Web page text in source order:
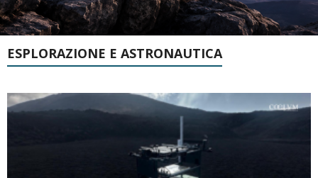
ESPLORAZIONE E ASTRONAUTICA